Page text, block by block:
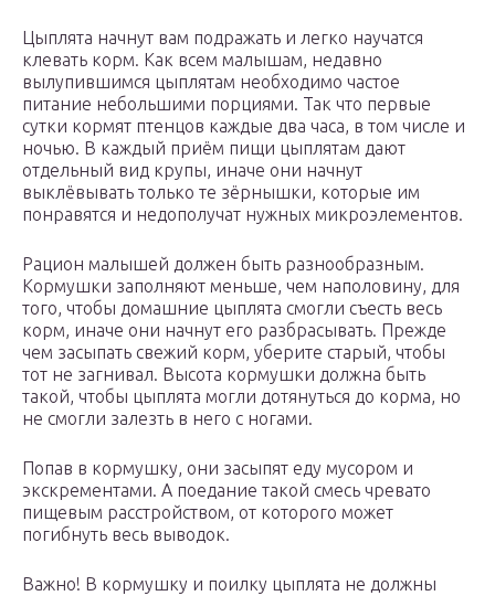
Цыплята начнут вам подражать и легко научатся
клевать корм. Как всем малышам, недавно
вылупившимся цыплятам необходимо частое
питание небольшими порциями. Так что первые
сутки кормят птенцов каждые два часа, в том числе и
ночью. В каждый приём пищи цыплятам дают
отдельный вид крупы, иначе они начнут
выклёвывать только те зёрнышки, которые им
понравятся и недополучат нужных микроэлементов.
Рацион малышей должен быть разнообразным.
Кормушки заполняют меньше, чем наполовину, для
того, чтобы домашние цыплята смогли съесть весь
корм, иначе они начнут его разбрасывать. Прежде
чем засыпать свежий корм, уберите старый, чтобы
тот не загнивал. Высота кормушки должна быть
такой, чтобы цыплята могли дотянуться до корма, но
не смогли залезть в него с ногами.
Попав в кормушку, они засыпят еду мусором и
экскрементами. А поедание такой смесь чревато
пищевым расстройством, от которого может
погибнуть весь выводок.
Важно! В кормушку и поилку цыплята не должны